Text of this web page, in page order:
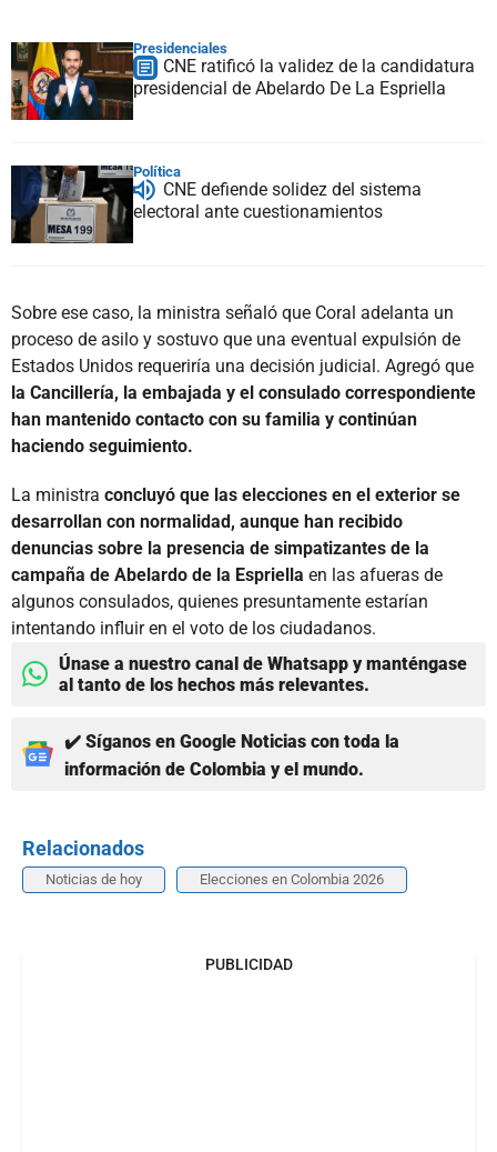
Presidenciales
CNE ratificó la validez de la candidatura
presidencial de Abelardo De La Espriella
Política
CNE defiende solidez del sistema
electoral ante cuestionamientos
Sobre ese caso, la ministra señaló que Coral adelanta un
proceso de asilo y sostuvo que una eventual expulsión de
Estados Unidos requeriría una decisión judicial. Agregó que
la Cancillería, la embajada y el consulado correspondiente
han mantenido contacto con su familia y continúan
haciendo seguimiento.
La ministra concluyó que las elecciones en el exterior se
desarrollan con normalidad, aunque han recibido
denuncias sobre la presencia de simpatizantes de la
campaña de Abelardo de la Espriella en las afueras de
algunos consulados, quienes presuntamente estarían
intentando influir en el voto de los ciudadanos.
Únase a nuestro canal de Whatsapp y manténgase
al tanto de los hechos más relevantes.
✔️ Síganos en Google Noticias con toda la
información de Colombia y el mundo.
Relacionados
Noticias de hoy Elecciones en Colombia 2026
PUBLICIDAD